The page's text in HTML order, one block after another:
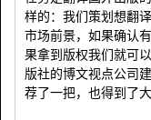
样的：我们策划想翻
市场前景，如果确认
果拿到版权我们就可
版社的博文视点公司
荐了一把，也得到了